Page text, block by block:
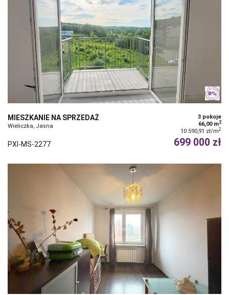
MIESZKANIE NA SPRZEDAŻ
Wieliczka, Jasna
3 pokoje
66,00 m2
10 590,91 zł/m2
PXI-MS-2277 699 000 zł